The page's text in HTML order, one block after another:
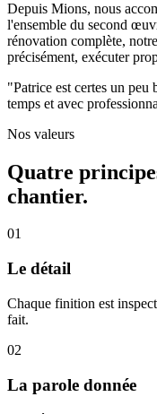
Depuis Mions, nous
l'ensemble du second
rénovation complète,
précisément, exécuter
"Patrice est certes un peu
temps et avec
Nos valeurs
Quatre
chantier.
01
Le détail
Chaque finition est
fait.
02
La parole donnée